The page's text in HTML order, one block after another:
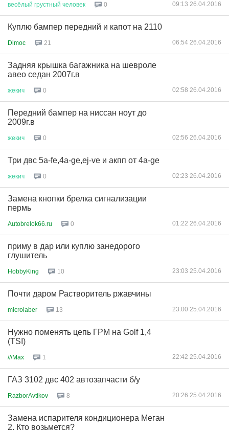
весёлый грустный человек 0 09:13 26.04.2016
Куплю бампер передний и капот на 2110
Dimoc 21 06:54 26.04.2016
Задняя крышка багажника на шевроле
авео седан 2007г.в
жекич 0 02:58 26.04.2016
Передний бампер на ниссан ноут до
2009г.в
жекич 0 02:56 26.04.2016
Три двс 5a-fe,4a-ge,ej-ve и акпп от 4a-ge
жекич 0 02:23 26.04.2016
Замена кнопки брелка сигнализации
пермь
Autobrelok66.ru 0 01:22 26.04.2016
приму в дар или куплю занедорого
глушитель
HobbyKing 10 23:03 25.04.2016
Почти даром Растворитель ржавчины
microlaber 13 23:00 25.04.2016
Нужно поменять цепь ГРМ на Golf 1,4
(TSI)
///Max 1 22:42 25.04.2016
ГАЗ 3102 двс 402 автозапчасти б/у
RazborAvtikov 8 20:26 25.04.2016
Замена испарителя кондиционера Меган
2. Кто возьмется?